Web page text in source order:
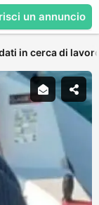
un annuncio
in cerca di